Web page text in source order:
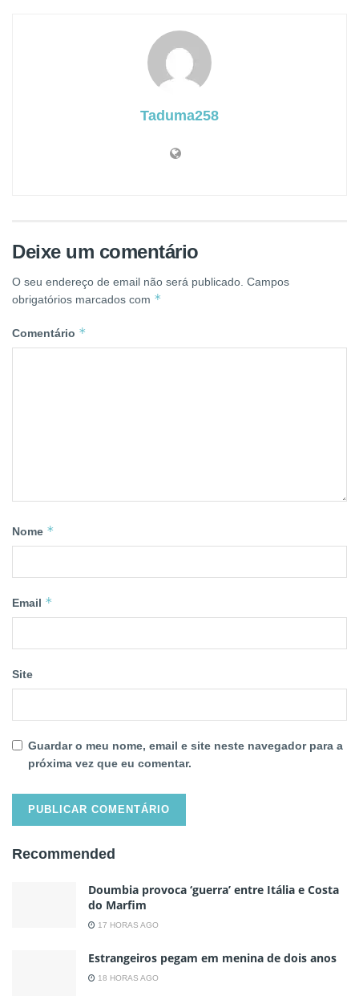
Taduma258
Deixe um comentário
O seu endereço de email não será publicado. Campos
obrigatórios marcados com *
Comentário *
Nome *
Email *
Site
Guardar o meu nome, email e site neste navegador para a
próxima vez que eu comentar.
Recommended
Doumbia provoca ‘guerra’ entre Itália e Costa
do Marfim
17 HORAS AGO
Estrangeiros pegam em menina de dois anos
18 HORAS AGO